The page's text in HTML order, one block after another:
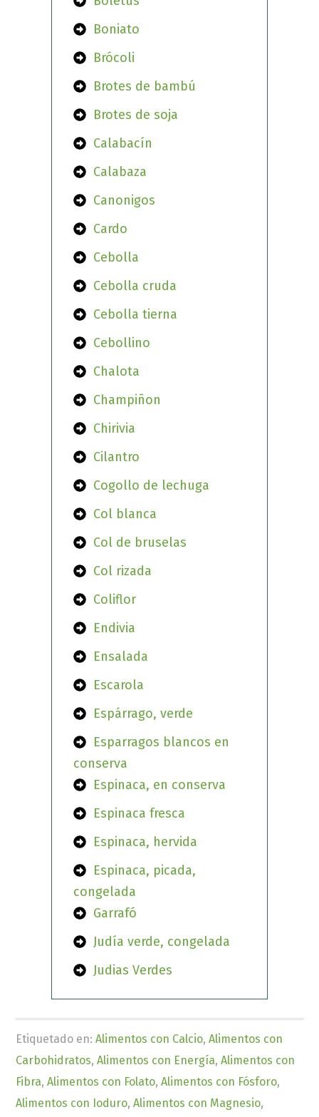
Boniato
Brócoli
Brotes de bambú
Brotes de soja
Calabacín
Calabaza
Canonigos
Cardo
Cebolla
Cebolla cruda
Cebolla tierna
Cebollino
Chalota
Champiñon
Chirivia
Cilantro
Cogollo de lechuga
Col blanca
Col de bruselas
Col rizada
Coliflor
Endivia
Ensalada
Escarola
Espárrago, verde
Esparragos blancos en
conserva
Espinaca, en conserva
Espinaca fresca
Espinaca, hervida
Espinaca, picada,
congelada
Garrafó
Judía verde, congelada
Judias Verdes
Etiquetado en:Alimentos con Calcio,Alimentos con
Carbohidratos,Alimentos con Energía,Alimentos con
Fibra,Alimentos con Folato,Alimentos con Fósforo,
Alimentos con Ioduro,Alimentos con Magnesio,